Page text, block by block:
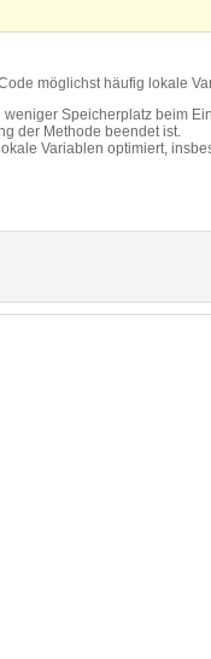
möglichst häufig lokale
Speicherplatz beim
der Methode beendet ist.
Variablen optimiert,